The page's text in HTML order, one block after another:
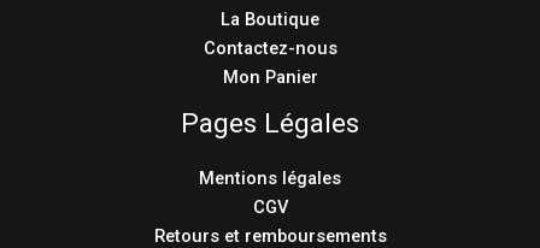
La Boutique
Contactez-nous
Mon Panier
Pages Légales
Mentions légales
CGV
Retours et remboursements